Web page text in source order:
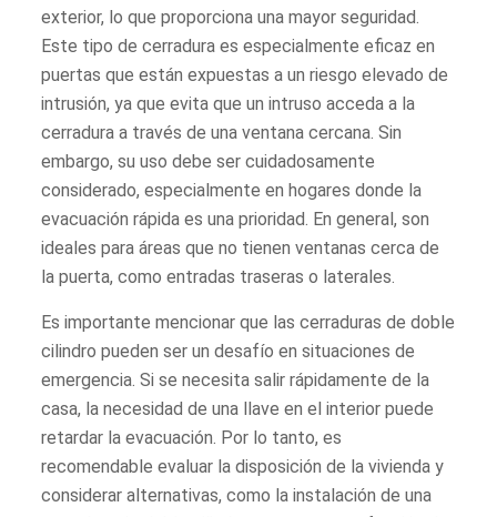
exterior, lo que proporciona una mayor seguridad.
Este tipo de cerradura es especialmente eficaz en
puertas que están expuestas a un riesgo elevado de
intrusión, ya que evita que un intruso acceda a la
cerradura a través de una ventana cercana. Sin
embargo, su uso debe ser cuidadosamente
considerado, especialmente en hogares donde la
evacuación rápida es una prioridad. En general, son
ideales para áreas que no tienen ventanas cerca de
la puerta, como entradas traseras o laterales.
Es importante mencionar que las cerraduras de doble
cilindro pueden ser un desafío en situaciones de
emergencia. Si se necesita salir rápidamente de la
casa, la necesidad de una llave en el interior puede
retardar la evacuación. Por lo tanto, es
recomendable evaluar la disposición de la vivienda y
considerar alternativas, como la instalación de una